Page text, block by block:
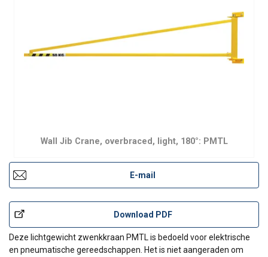
Wall Jib Crane, overbraced, light, 180°: PMTL
E-mail
Download PDF
Deze lichtgewicht zwenkkraan PMTL is bedoeld voor elektrische
en pneumatische gereedschappen. Het is niet aangeraden om